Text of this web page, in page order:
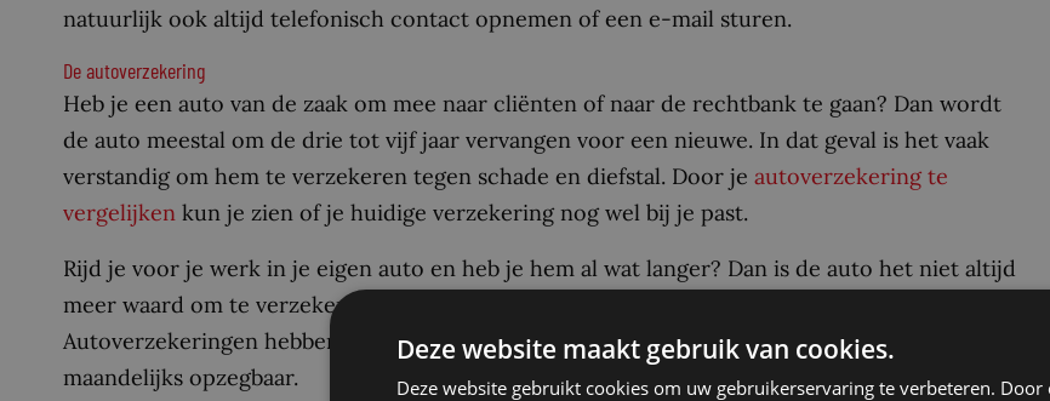
natuurlijk ook altijd telefonisch contact opnemen of een e-mail sturen.
De autoverzekering
Heb je een auto van de zaak om mee naar cliënten of naar de rechtbank te gaan? Dan wordt
de auto meestal om de drie tot vijf jaar vervangen voor een nieuwe. In dat geval is het vaak
verstandig om hem te verzekeren tegen schade en diefstal. Door je autoverzekering te
vergelijken kun je zien of je huidige verzekering nog wel bij je past.
Rijd je voor je werk in je eigen auto en heb je hem al wat langer? Dan is de auto het niet altijd
meer waard om te verzekeren en wil je misschien juist van je autoverzekering af.
Autoverzekeringen hebben over het algemeen een looptijd van een jaar en zijn daarna
maandelijks opzegbaar.
Deze website maakt gebruik van cookies.
Deze website gebruikt cookies om uw gebruikerservaring te verbeteren. Door